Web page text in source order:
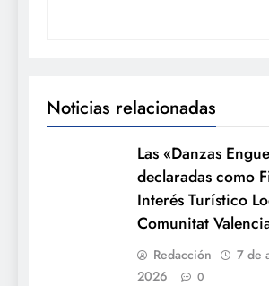
Noticias relacionadas
Las «Danzas
declaradas como
Interés Turístico
Comunitat
Redacción
7 de
2026
0